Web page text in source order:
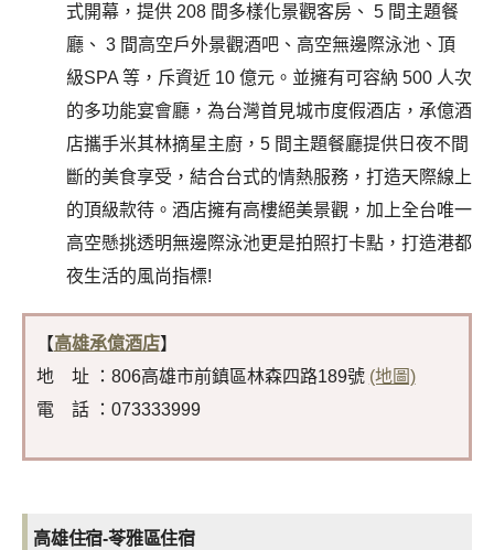
式開幕，提供 208 間多樣化景觀客房、 5 間主題餐
廳、 3 間高空戶外景觀酒吧、高空無邊際泳池、頂
級SPA 等，斥資近 10 億元。並擁有可容納 500 人次
的多功能宴會廳，為台灣首見城市度假酒店，承億酒
店攜手米其林摘星主廚，5 間主題餐廳提供日夜不間
斷的美食享受，結合台式的情熱服務，打造天際線上
的頂級款待。酒店擁有高樓絕美景觀，加上全台唯一
高空懸挑透明無邊際泳池更是拍照打卡點，打造港都
夜生活的風尚指標!
【高雄承億酒店】
地 址 ：806高雄市前鎮區林森四路189號 (地圖)
電 話 ：073333999
高雄住宿-苓雅區住宿